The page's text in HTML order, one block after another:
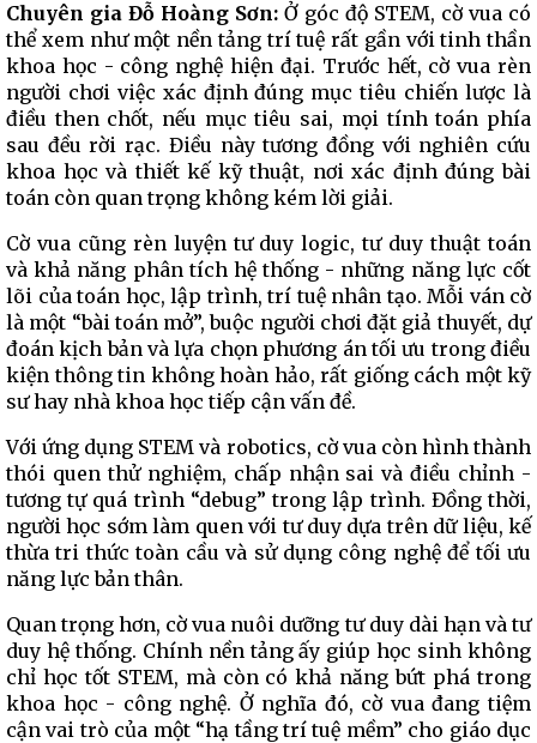
Chuyên gia Đỗ Hoàng Sơn: Ở góc độ STEM, cờ vua có
thể xem như một nền tảng trí tuệ rất gần với tinh thần
khoa học - công nghệ hiện đại. Trước hết, cờ vua rèn
người chơi việc xác định đúng mục tiêu chiến lược là
điều then chốt, nếu mục tiêu sai, mọi tính toán phía
sau đều rời rạc. Điều này tương đồng với nghiên cứu
khoa học và thiết kế kỹ thuật, nơi xác định đúng bài
toán còn quan trọng không kém lời giải.
Cờ vua cũng rèn luyện tư duy logic, tư duy thuật toán
và khả năng phân tích hệ thống - những năng lực cốt
lõi của toán học, lập trình, trí tuệ nhân tạo. Mỗi ván cờ
là một “bài toán mở”, buộc người chơi đặt giả thuyết, dự
đoán kịch bản và lựa chọn phương án tối ưu trong điều
kiện thông tin không hoàn hảo, rất giống cách một kỹ
sư hay nhà khoa học tiếp cận vấn đề.
Với ứng dụng STEM và robotics, cờ vua còn hình thành
thói quen thử nghiệm, chấp nhận sai và điều chỉnh -
tương tự quá trình “debug” trong lập trình. Đồng thời,
người học sớm làm quen với tư duy dựa trên dữ liệu, kế
thừa tri thức toàn cầu và sử dụng công nghệ để tối ưu
năng lực bản thân.
Quan trọng hơn, cờ vua nuôi dưỡng tư duy dài hạn và tư
duy hệ thống. Chính nền tảng ấy giúp học sinh không
chỉ học tốt STEM, mà còn có khả năng bứt phá trong
khoa học - công nghệ. Ở nghĩa đó, cờ vua đang tiệm
cận vai trò của một “hạ tầng trí tuệ mềm” cho giáo dục